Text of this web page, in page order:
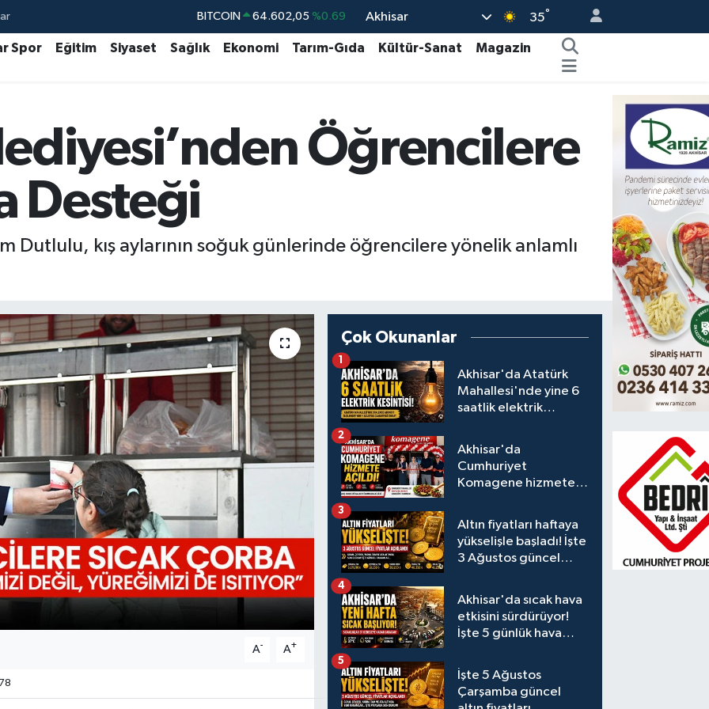
DOLAR 47,6006 %0.06
EURO 55,0250 %0.02
BİST100 13.768 %48
BITCOIN 64.602,05 %0.69
Akhisar 35°
Spor Eğitim Siyaset Sağlık Ekonomi Tarım-Gıda Kültür-Sanat
Magazin
Öğrencilere
Desteği
Dutlulu, kış aylarının soğuk günlerinde öğrencilere yönelik anlamlı
A- A+
Çok Okunanlar
Akhisar'da Atatürk
Mahallesi'nde yine 6
saatlik elektrik
1
Akhisar'da
Cumhuriyet
Komagene hizmete
2
Altın fiyatları haftaya
yükselişle başladı! İşte
3 Ağustos güncel
3
Akhisar'da sıcak hava
etkisini sürdürüyor!
İşte 5 günlük hava
4
İşte 5 Ağustos
Çarşamba güncel
5